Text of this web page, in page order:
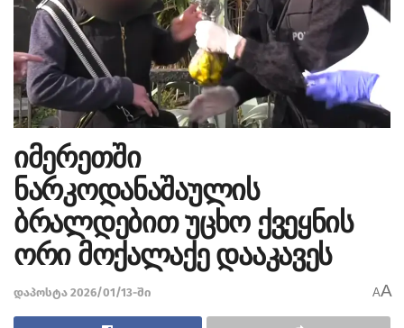
იმერეთში
ნარკოდანაშაულის
ბრალდებით უცხო ქვეყნის
ორი მოქალაქე დააკავეს
დაპოსტა 2026/01/13-ში AA